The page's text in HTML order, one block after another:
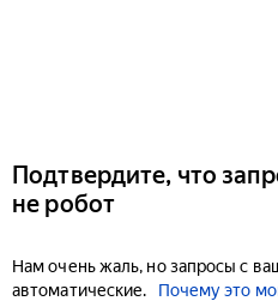
Подтвердите, что
не робот
Нам очень жаль, но запросы с
автоматические.
Почему это